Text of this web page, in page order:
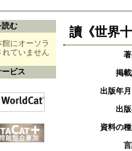
読む
館にオーソラ
れていません
ビス
讀《世界
掲
出版年月
出
資料の